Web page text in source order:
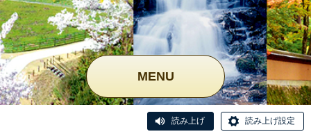
MENU
読み上げ 読み上げ設定